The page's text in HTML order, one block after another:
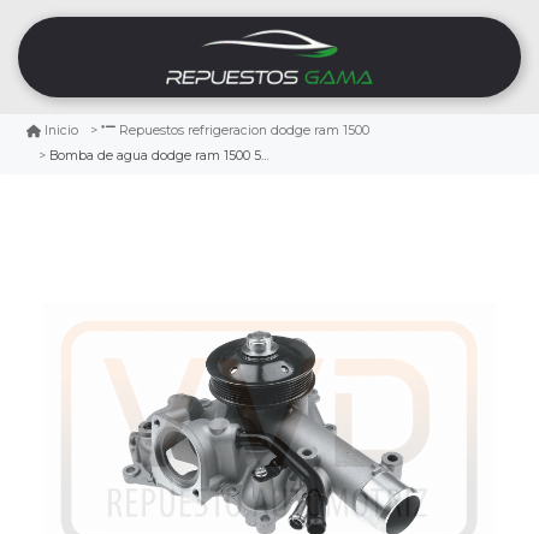
Inicio
Repuestos refrigeracion dodge ram 1500
Bomba de agua dodge ram 1500 5.7 2009/2010